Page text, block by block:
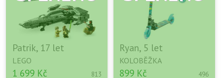
Patrik, 17 let
LEGO
1 699 Kč 813
Ryan, 5 let
KOLOBĚŽKA
899 Kč 496